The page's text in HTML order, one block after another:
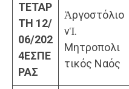
ΤΕΤΑΡ
ΤΗ 12/
06/202
4ΕΣΠΕ
ΡΑΣ
Ἀργοστόλιο
νἹ.
Μητροπολι
τικός Ναός